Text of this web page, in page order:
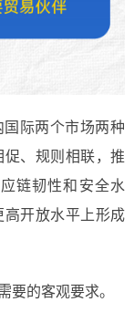
际两个市场两种
、规则相联，推
链韧性和安全水
开放水平上形成
要的客观要求。